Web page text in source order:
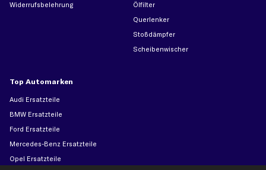
Widerrufsbelehrung
Ölfilter
Querlenker
Stoßdämpfer
Scheibenwischer
Top Automarken
Audi Ersatzteile
BMW Ersatzteile
Ford Ersatzteile
Mercedes-Benz Ersatzteile
Opel Ersatzteile